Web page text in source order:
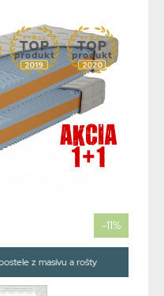
-11%
z masívu a rošty